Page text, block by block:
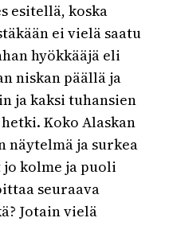
esitellä, koska
ei vielä saatu
hyökkääjä eli
niskan päällä ja
ja kaksi tuhansien
Koko Alaskan
näytelmä ja surkea
kolme ja puoli
seuraava
Jotain vielä